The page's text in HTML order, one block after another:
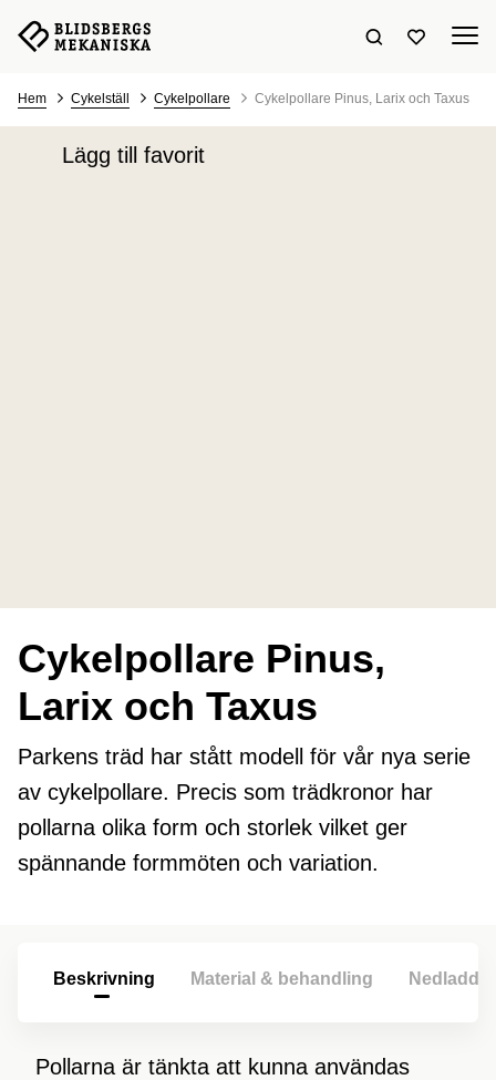
Sök hemsidan
Visa
Hem Cykelställ Cykelpollare Cykelpollare Pinus, Larix och Taxus
Cykelpollare Pinus,
Larix och Taxus
Parkens träd har stått modell för vår nya serie
av cykelpollare. Precis som trädkronor har
pollarna olika form och storlek vilket ger
spännande formmöten och variation.
Lägg till favorit
Beskrivning Material & behandling
Pollarna är tänkta att kunna användas